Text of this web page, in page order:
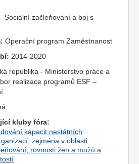
Sociální začleňování a boj s
Operační program Zaměstnanost
2014-2020
republika - Ministerstvo práce a
realizace programů ESF –
kluby fóra:
kapacit nestátních
zejména v oblasti
rovnosti žen a mužů a